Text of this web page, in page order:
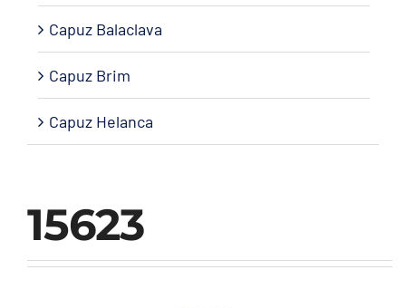
15623
Capuz Balaclava
Capuz Brim
Capuz Helanca